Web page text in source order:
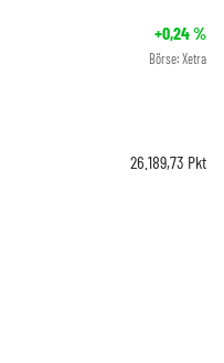
+0,24%
Börse: Xetra
26.189,73 Pkt